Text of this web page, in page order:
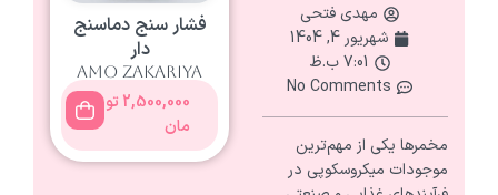
مهدی فتحی
شهریور 4, 1404
7:01 ب.ظ
No Comments
مخمرها یکی از مهم‌ترین
موجودات میکروسکوپی در
فشار سنج دماسنج
دار
amo zakariya
2,500,000 تو
مان